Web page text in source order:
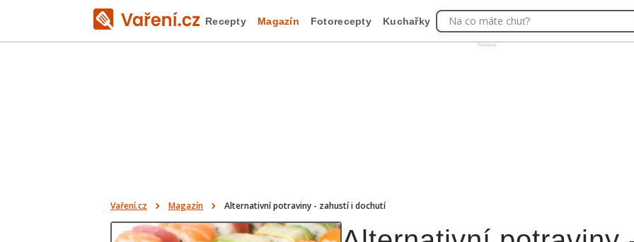
Reklama
Recepty Magazín Fotorecepty Kuchařky Na co máte chuť?
Vaření.cz Magazín Alternativní potraviny - zahustí i dochutí